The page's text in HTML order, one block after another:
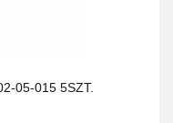
05-015 5SZT.